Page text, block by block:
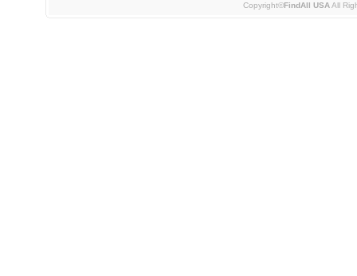
Copyright©FindAll USAAll